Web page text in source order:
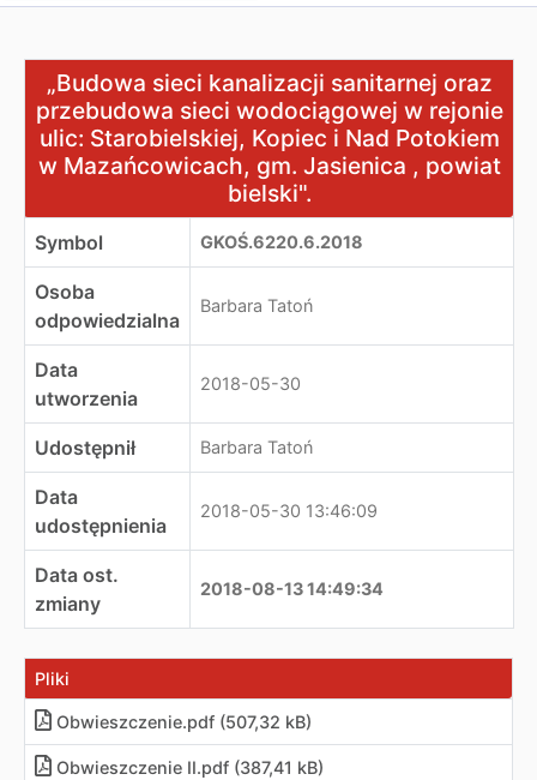
„Budowa sieci kanalizacji sanitarnej oraz
„Budowa sieci kanalizacji sanitarnej oraz
przebudowa sieci wodociągowej w rejonie
ulic: Starobielskiej, Kopiec i Nad Potokiem
w Mazańcowicach, gm. Jasienica , powiat
bielski".
Symbol GKOŚ.6220.6.2018
Osoba
odpowiedzialna
Barbara Tatoń
Data
utworzenia
2018-05-30
Udostępnił Barbara Tatoń
Data
udostępnienia
2018-05-30 13:46:09
Data ost.
zmiany
2018-08-13 14:49:34
Pliki
Obwieszczenie.pdf (507,32 kB)
Obwieszczenie II.pdf (387,41 kB)